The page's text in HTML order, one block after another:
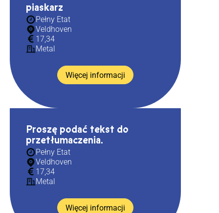
piaskarz
Pełny Etat
Veldhoven
17,34
Metal
Więcej informacji
Proszę podać tekst do
przetłumaczenia.
Pełny Etat
Veldhoven
17,34
Metal
Więcej informacji